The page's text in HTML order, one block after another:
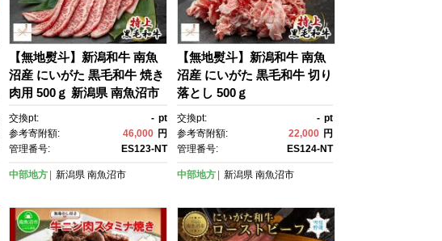
【無地熨斗】新潟和牛 南魚
沼産 にいがた 黒毛和牛 焼き
肉用 500ｇ 新潟県 南魚沼市
交換pt: - pt
参考寄附額:
46,000 円
管理番号:
ES123-NT
中部地方 新潟県 南魚沼市
【無地熨斗】新潟和牛 南魚
沼産 にいがた 黒毛和牛 切り
落とし 500ｇ
交換pt: - pt
参考寄附額:
22,000 円
管理番号:
ES124-NT
中部地方 新潟県 南魚沼市